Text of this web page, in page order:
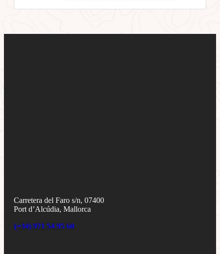
Carretera del Faro s/n, 07400
Port d’Alcúdia, Mallorca
(+34) 971 54 95 60